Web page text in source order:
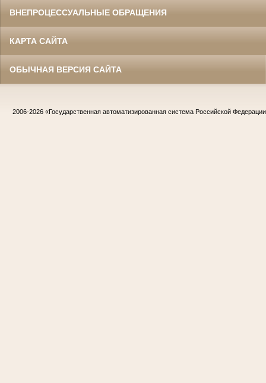
ВНЕПРОЦЕССУАЛЬНЫЕ ОБРАЩЕНИЯ
КАРТА САЙТА
ОБЫЧНАЯ ВЕРСИЯ САЙТА
2006-2026 «Государственная автоматизированная система Российской